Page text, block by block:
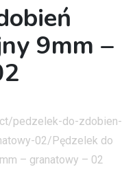
9mm –
pedzelek-do-zdobien-
02/Pędzelek do
– granatowy – 02